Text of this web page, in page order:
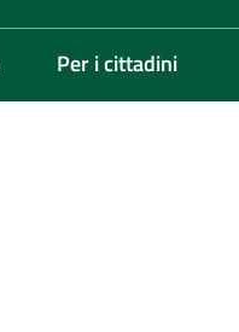
Per i cittadini